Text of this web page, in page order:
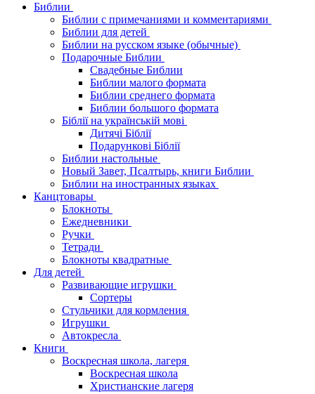
Библии
Библии с примечаниями и комментариями
Библии для детей
Библии на русском языке (обычные)
Подарочные Библии
Свадебные Библии
Библии малого формата
Библии среднего формата
Библии большого формата
Біблії на українській мові
Дитячі Біблії
Подарункові Біблії
Библии настольные
Новый Завет, Псалтырь, книги Библии
Библии на иностранных языках
Канцтовары
Блокноты
Ежедневники
Ручки
Тетради
Блокноты квадратные
Для детей
Развивающие игрушки
Сортеры
Стульчики для кормления
Игрушки
Автокресла
Книги
Воскресная школа, лагеря
Воскресная школа
Христианские лагеря